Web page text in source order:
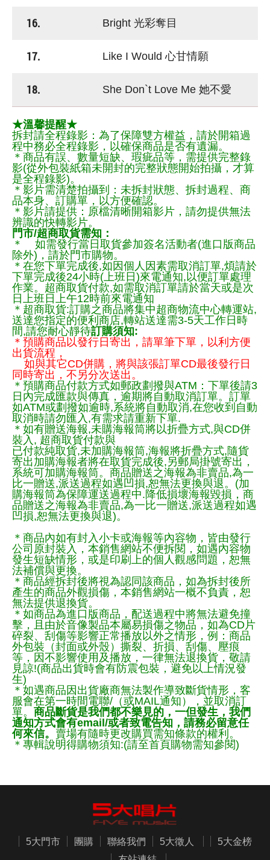
16. Bright 光彩奪目
17. Like I Would 心甘情願
18. She Don`t Love Me 她不愛
★溫馨提醒★
拆封請全程錄影：為了保障雙方權益，請於開箱過
程中務必全程錄影，以確保商品是否有遺漏。
＊商品有誤、數量短缺、瑕疵品等，需提供完整錄
影(從外包裝紙箱未開封的完整狀態開始拍攝，才算
是全程錄影)。
＊影片需清楚拍攝到：未拆封狀態、拆封過程、商
品本身、訂購單，以方便確認。
＊影片請提供：原檔清晰開箱影片，請勿提供無法
辨識的快轉影片。
門市/超商取貨需知：
＊ 如需發行當日取貨參加簽名活動者(進口版商品
除外)，請於門市購物。
＊在您下單完成後,如因個人因素需取消訂單,煩請於
下單完成後24小時(上班日)來電通知,以便訂單處理
作業。超商取貨付款,如需取消訂單請於當天或是次
日上班日上午12時前來電通知
＊超商取貨:訂購之商品將集中超商物流中心轉運站,
送達您指定的便利商店,轉站送達需3-5天工作日時
間,請您耐心靜待訂購須知:
＊預購商品以發行日寄出，請單筆下單，以利方便
出貨流程，
如與其它CD併購，將與該張訂單CD最後發行日
同時寄出，不另分次送出。
＊預購商品付款方式如郵政劃撥與ATM：下單後請3
日內完成匯款與傳真，逾期將自動取消訂單。訂單
如ATM或劃撥如逾時,系統將自動取消,在您收到自動
取消時請勿匯入,有需求請重新下單.
＊如有贈送海報,未購海報筒將以折疊方式,與CD併
裝入, 超商取貨付款與
已付款純取貨,未加購海報筒,海報將折疊方式,隨貨
寄出加購海報者將在取貨完成後,另郵局掛號寄出，
系統可加購海報筒。商品贈送之海報為非賣品,為一
比一贈送,派送過程如遇凹損,恕無法更換與退。(加
購海報筒為保障運送過程中.降低損壞海報毀損，商
品贈送之海報為非賣品,為一比一贈送,派送過程如遇
凹損,恕無法更換與退)。
＊商品內如有封入小卡或海報等內容物，皆由發行
公司原封裝入，本銷售網站不便拆閱，如遇內容物
發生短缺情形，或是印刷上的個人觀感問題，恕無
法補償與更換。
＊商品經拆封後將視為認同該商品，如為拆封後所
產生的商品外觀損傷，本銷售網站一概不負責，恕
無法提供退換貨。
＊如商品為進口版商品，配送過程中將無法避免撞
擊，且由於音像製品本屬易損傷之物品，如為CD片
碎裂、刮傷等影響正常播放以外之情形，例：商品
外包裝（封面或外殼）撕裂、折損、刮傷、壓痕
等，因不影響使用及播放，一律無法退換貨，敬請
見諒!(商品出貨時會有防震包裝，避免以上情況發
生)
＊如遇商品因出貨廠商無法製作導致斷貨情形，客
服會在第一時間電聯/（或MAIL通知），並取消訂
單。 商品斷貨是我們都不樂見的，一但發生，我們
通知方式會有email/或者致電告知，請務必留意任
何來信。 賣場有隨時更改購買需知條款的權利。
＊專輯說明得購物須知:(請至首頁購物需知參閱)
5大門市 團購 聯絡我們 5大徵人
5大金榜